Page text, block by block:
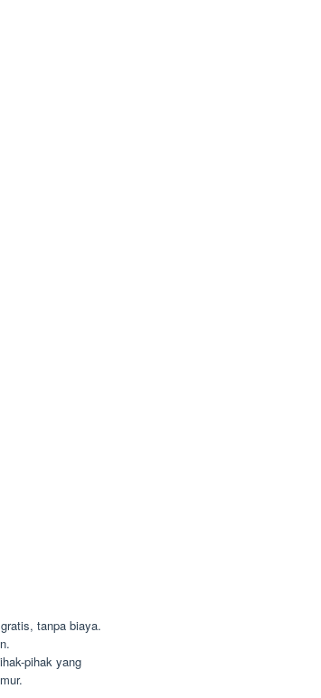
tanpa biaya.
pihak yang